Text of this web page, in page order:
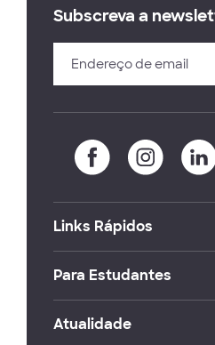
Subscreva a
Links Rápidos
Para Estudantes
Atualidade